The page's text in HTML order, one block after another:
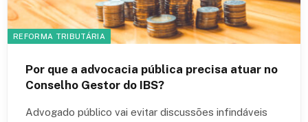
REFORMA TRIBUTÁRIA
Por que a advocacia pública precisa atuar no
Conselho Gestor do IBS?
Advogado público vai evitar discussões infindáveis